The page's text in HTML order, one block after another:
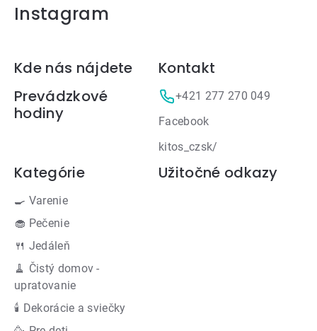
Instagram
Zápätie
Kde nás nájdete
Prevádzkové
hodiny
Kontakt
+421 277 270 049
Facebook
kitos_czsk/
Kategórie
🍳 Varenie
🧁 Pečenie
🍴 Jedáleň
🧹 Čistý domov -
upratovanie
🕯 Dekorácie a sviečky
Užitočné odkazy